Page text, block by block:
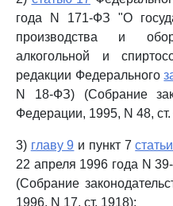
года N 171-ФЗ "О
производства и
алкогольной и
редакции Федерального
N 18-ФЗ) (Собрание
Федерации, 1995, N 48,
3) главу 9 и пункт 7
22 апреля 1996 года N
(Собрание
1996, N 17, ст. 1918);